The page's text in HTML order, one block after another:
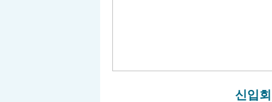
신입